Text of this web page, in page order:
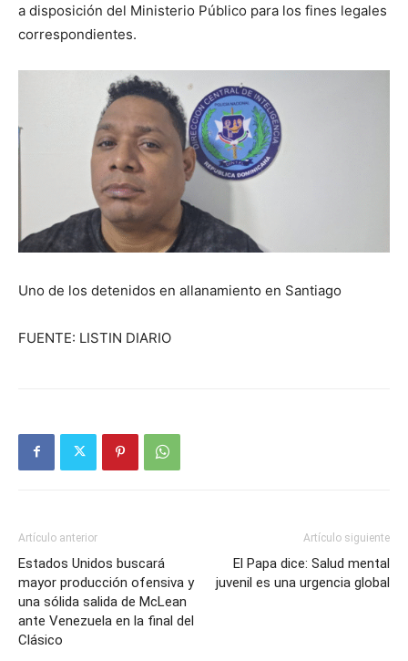
a disposición del Ministerio Público para los fines legales
correspondientes.
Uno de los detenidos en allanamiento en Santiago
FUENTE: LISTIN DIARIO
Artículo anterior
Estados Unidos buscará
mayor producción ofensiva y
una sólida salida de McLean
ante Venezuela en la final del
Clásico
Artículo siguiente
El Papa dice: Salud mental
juvenil es una urgencia global